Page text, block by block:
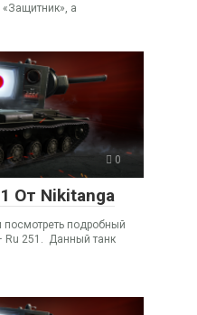
а
0
От Nikitanga
посмотреть подробный
Ru 251. Данный танк